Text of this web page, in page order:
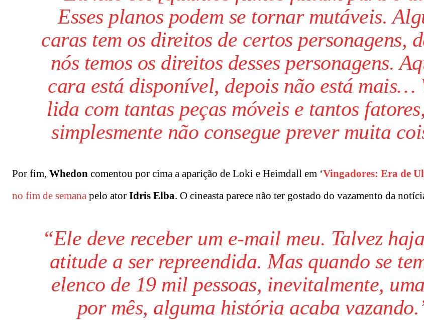
Esses planos podem se tornar mutáveis.
caras tem os direitos de certos personagens,
nós temos os direitos desses personagens.
cara está disponível, depois não está mais…
lida com tantas peças móveis e tantos
simplesmente não consegue prever muita
Por fim, Whedon comentou por cima a aparição de Loki e Heimdall em ‘Vingadores: Era de
no fim de semana pelo ator Idris Elba. O cineasta parece não ter gostado do vazamento da
“Ele deve receber um e-mail meu. Talvez
atitude a ser repreendida. Mas quando se
elenco de 19 mil pessoas, inevitalmente,
por mês, alguma história acaba